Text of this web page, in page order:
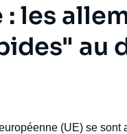
: les
au
(UE) se